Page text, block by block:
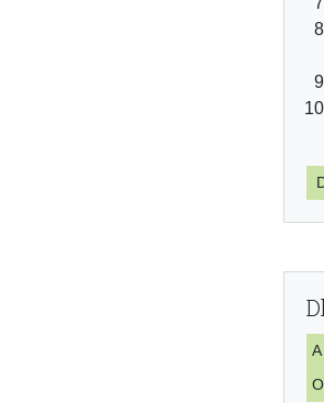
A
O